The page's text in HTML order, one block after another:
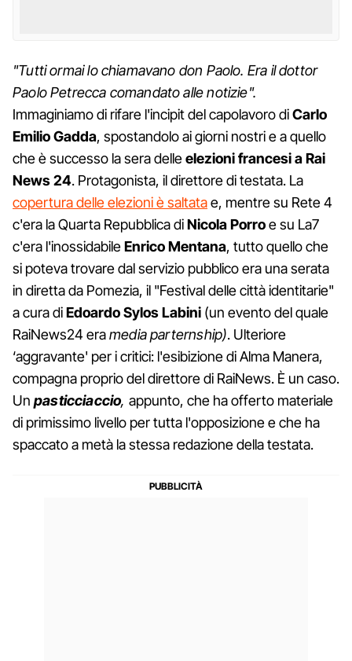
"Tutti ormai lo chiamavano don Paolo. Era il dottor
Paolo Petrecca comandato alle notizie".
Immaginiamo di rifare l'incipit del capolavoro diCarlo
EmilioGadda, spostandolo ai giorni nostri e a quello
che è successo la sera delleelezioni francesi a Rai
News 24. Protagonista, il direttore di testata. La
copertura delle elezioni è saltatae, mentre su Rete 4
c'era la Quarta Repubblica diNicolaPorroe su La7
c'era l'inossidabileEnricoMentana, tutto quello che
si poteva trovare dal servizio pubblico era una serata
in diretta da Pomezia, il "Festival delle città identitarie"
a cura diEdoardo Sylos Labini (un evento del quale
RaiNews24 eramedia parternship). Ulteriore
‘aggravante' per i critici: l'esibizione di Alma Manera,
compagna proprio del direttore di RaiNews. È un caso.
Un pasticciaccio, appunto, che ha offerto materiale
di primissimo livello per tutta l'opposizione e che ha
spaccato a metà la stessa redazione della testata.